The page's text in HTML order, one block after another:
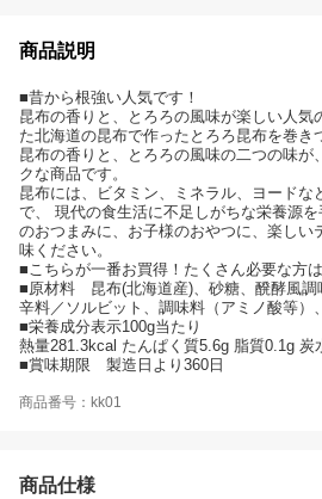
商品説明
■昔から根強い人気です！
昆布の香りと、とろろの風味が楽しい人気
た北海道の昆布で作ったとろろ昆布を巻き
昆布の香りと、とろろの風味の二つの味が
クな商品です。
昆布には、ビタミン、ミネラル、ヨードな
で、 現代の食生活に不足しがちな栄養源
のおつまみに、お子様のおやつに、楽しい
味ください。
■こちらが一番お買得！たくさん必要な方
■原材料 昆布(北海道産)、砂糖、醗酵風調
辛料／ソルビット、調味料（アミノ酸等）
■栄養成分表示100g当たり
熱量281.3kcal たんぱく質5.6g 脂質0.1g 炭
■賞味期限 製造日より360日
商品番号：kk01
商品仕様